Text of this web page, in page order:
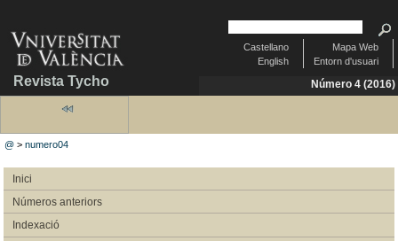
Revista Tycho
Mapa Web
Entorn d'usuari
Castellano
English
Número 4 (2016)
@ >numero04
Inici
Números anteriors
Indexació